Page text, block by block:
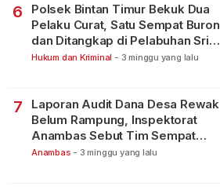
6
Polsek Bintan Timur Bekuk Dua
Pelaku Curat, Satu Sempat Buron
dan Ditangkap di Pelabuhan Sri
Bintan Pura
Hukum dan Kriminal - 3 minggu yang lalu
7
Laporan Audit Dana Desa Rewak
Belum Rampung, Inspektorat
Anambas Sebut Tim Sempat
Terbagi Tangani Kasus Lain
Anambas - 3 minggu yang lalu